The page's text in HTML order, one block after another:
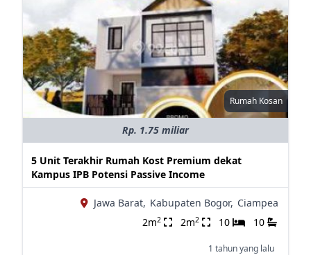
Rumah Kosan
Rp. 1.75 miliar
5 Unit Terakhir Rumah Kost Premium dekat
Kampus IPB Potensi Passive Income
Jawa Barat, Kabupaten Bogor, Ciampea
2m2 2m2 10 10
1 tahun yang lalu